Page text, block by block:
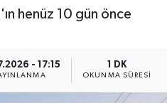
henüz 10 gün önce
- 17:15 1 DK
OKUNMA SÜRESI